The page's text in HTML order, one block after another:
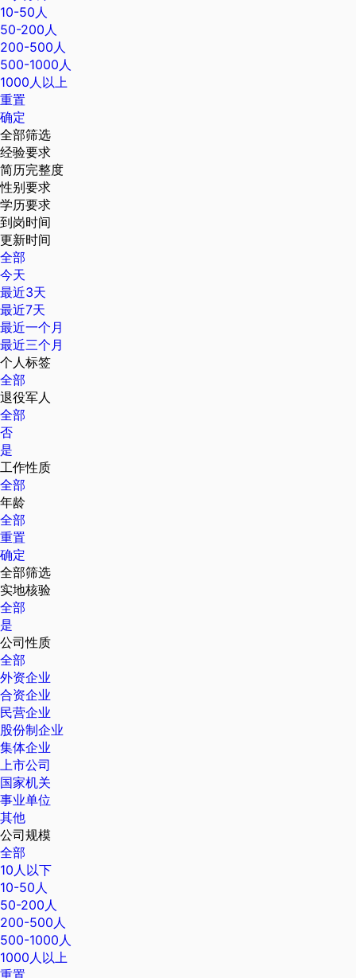
10-50人
50-200人
200-500人
500-1000人
1000人以上
重置
确定
全部筛选
经验要求
简历完整度
性别要求
学历要求
到岗时间
更新时间
全部
今天
最近3天
最近7天
最近一个月
最近三个月
个人标签
全部
退役军人
全部
否
是
工作性质
全部
年龄
全部
重置
确定
全部筛选
实地核验
全部
是
公司性质
全部
外资企业
合资企业
民营企业
股份制企业
集体企业
上市公司
国家机关
事业单位
其他
公司规模
全部
10人以下
10-50人
50-200人
200-500人
500-1000人
1000人以上
重置